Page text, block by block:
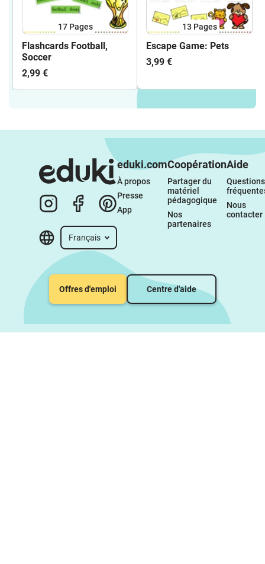
17 Pages
Flashcards Football,
Soccer
2,99 €
13 Pages
Escape Game: Pets
3,99 €
Français
eduki.com
À propos
Presse
App
Coopération
Partager du
matériel
pédagogique
Nos
partenaires
Aide
Questions
Nous
contacter
Offres d'emploi Centre d'aide